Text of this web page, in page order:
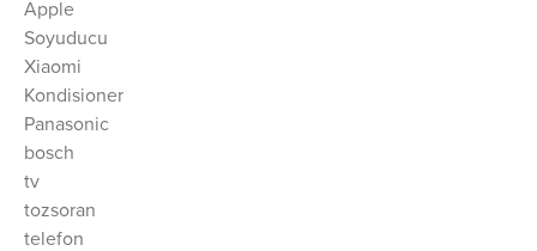
Apple
Soyuducu
Xiaomi
Kondisioner
Panasonic
bosch
tv
tozsoran
telefon